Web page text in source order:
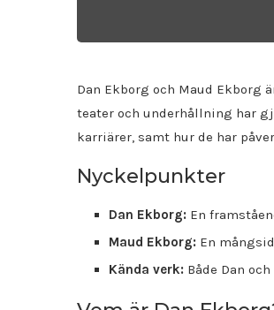
Dan Ekborg och Maud Ekborg
teater och underhållning har
karriärer, samt hur de har
Nyckelpunkter
Dan Ekborg: En
Maud Ekborg: En
Kända verk: Både Dan